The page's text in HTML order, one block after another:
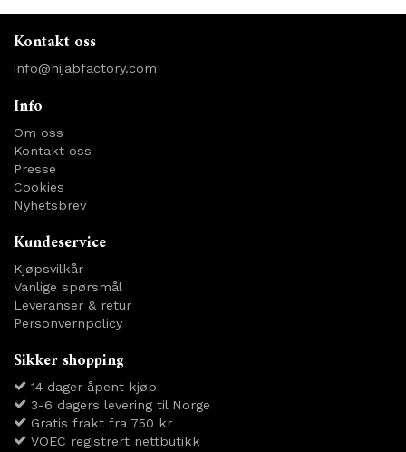
Kontakt oss
info@hijabfactory.com
Info
Om oss
Kontakt oss
Presse
Cookies
Nyhetsbrev
Kundeservice
Kjøpsvilkår
Vanlige spørsmål
Leveranser & retur
Personvernpolicy
Sikker shopping
14 dager åpent kjøp
3-6 dagers levering til Norge
Gratis frakt fra 750 kr
VOEC registrert nettbutikk